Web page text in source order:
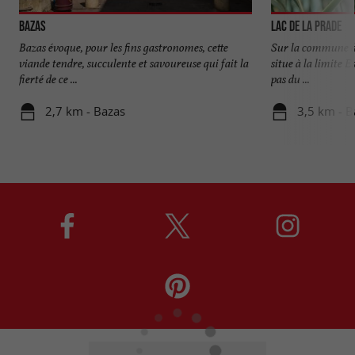
Bazas
Bazas évoque, pour les fins gastronomes, cette
viande tendre, succulente et savoureuse qui fait la
fierté de ce ...
2,7 km - Bazas
Lac de la Prade
Sur la commune
situe à la limite
pas du ...
3,5 km -